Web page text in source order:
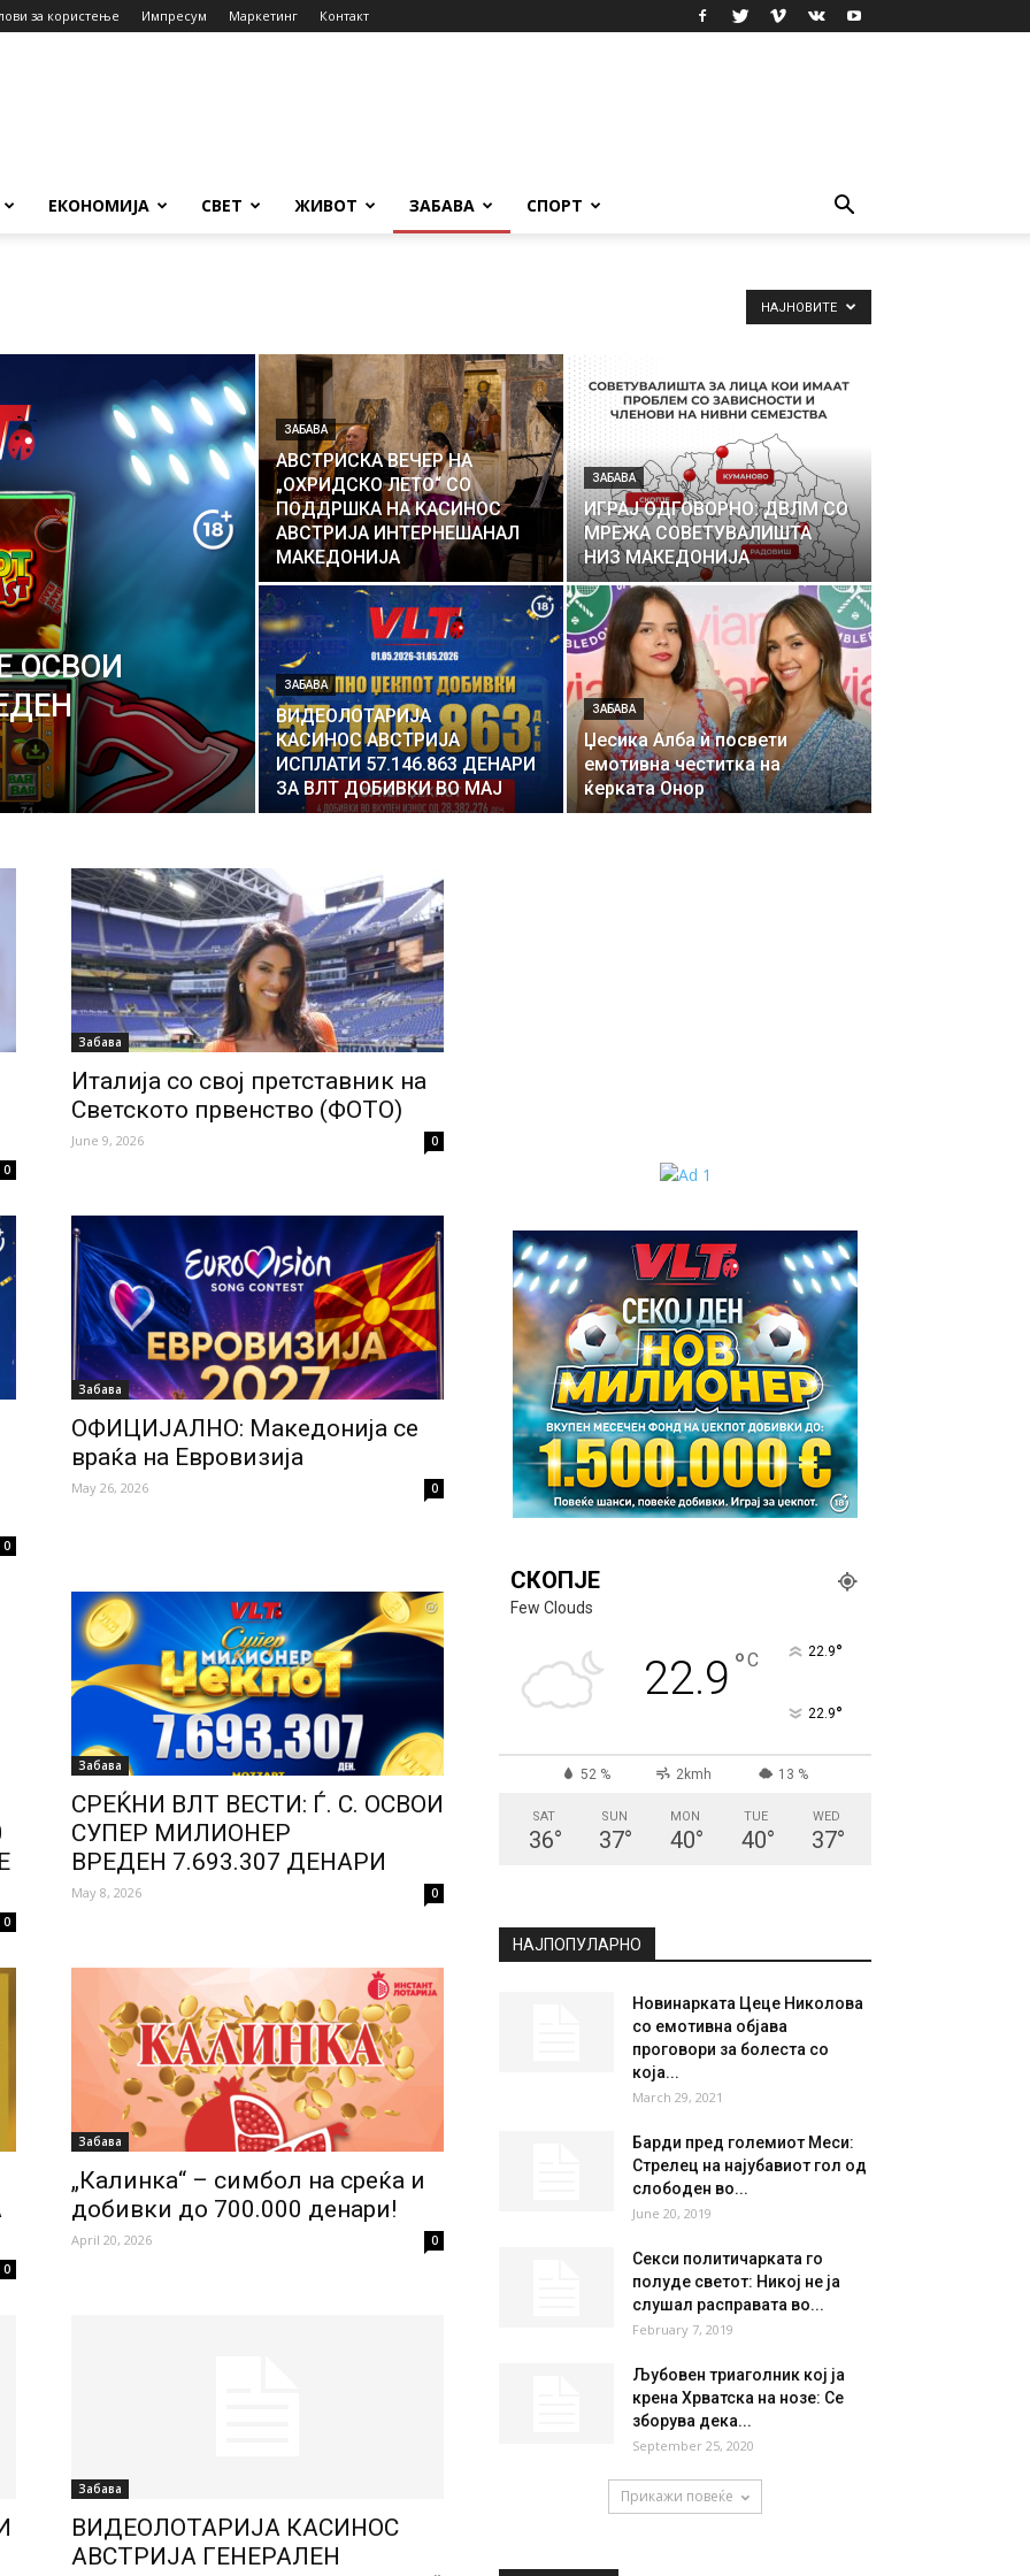
за користење Импресум Маркетинг Контакт
ЕКОНОМИЈА СВЕТ ЖИВОТ ЗАБАВА СПОРТ
НАЈНОВИТЕ
ОСВОИ
ЗАБАВА
АВСТРИСКА ВЕЧЕР НА
„ОХРИДСКО ЛЕТО“ СО
ПОДДРШКА НА КАСИНОС
АВСТРИЈА ИНТЕРНЕШАНАЛ
МАКЕДОНИЈА
ЗАБАВА
ИГРАЈ ОДГОВОРНО: ДВЛМ СО
МРЕЖА СОВЕТУВАЛИШТА
НИЗ МАКЕДОНИЈА
ЗАБАВА
ВИДЕОЛОТАРИЈА
КАСИНОС АВСТРИЈА
ИСПЛАТИ 57.146.863 ДЕНАРИ
ЗА ВЛТ ДОБИВКИ ВО МАJ
ЗАБАВА
Џесика Алба ѝ посвети
емотивна честитка на
ќерката Онор
0
Забава
Италија со свој претставник на
Светското првенство (ФОТО)
June 9, 2026 0
0
Забава
ОФИЦИЈАЛНО: Македонија се
враќа на Евровизија
May 26, 2026 0
0
Забава
СРЕЌНИ ВЛТ ВЕСТИ: Ѓ. С. ОСВОИ
СУПЕР МИЛИОНЕР
ВРЕДЕН 7.693.307 ДЕНАРИ
May 8, 2026 0
0
Забава
„Калинка“ – симбол на среќа и
добивки до 700.000 денари!
April 20, 2026 0
Забава
ВИДЕОЛОТАРИЈА КАСИНОС
АВСТРИЈА ГЕНЕРАЛЕН
СКОПЈЕ
22.9
2kmh 13 %
40°
НАЈПОПУЛАРНО
Новинарката Цеце Николова
со емотивна објава
проговори за болеста со
March 29, 2021
Барди пред големиот Меси:
Стрелец на најубавиот гол од
слободен во...
June 20, 2019